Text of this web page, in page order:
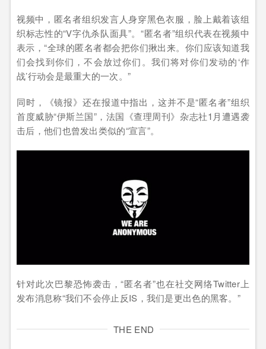
视频中，匿名者组织发言人身穿黑色衣服，脸上戴着该组
织标志性的“V字仇杀队面具”。“匿名者”组织代表在视频中
表示，“全球的匿名者都会把你们揪出来。你们应该知道我
们会找到你们，不会放过你们。我们将对你们发动的‘作
战’行动会是最重大的一次。”
同时，《镜报》还在报道中指出，这并不是“匿名者”组织
首度威胁“伊斯兰国”，法国《查理周刊》杂志社1月遭遇袭
击后，他们也曾发出类似的“宣言”。
针对此次巴黎恐怖袭击，“匿名者”也在社交网络Twitter上
发布消息称“我们不会停止反IS，我们是更出色的黑客。”
THE END